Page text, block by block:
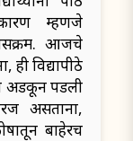
म्हणजे
आजचे
ही विद्यापीठे
अडकून पडली
असताना,
बाहेरच